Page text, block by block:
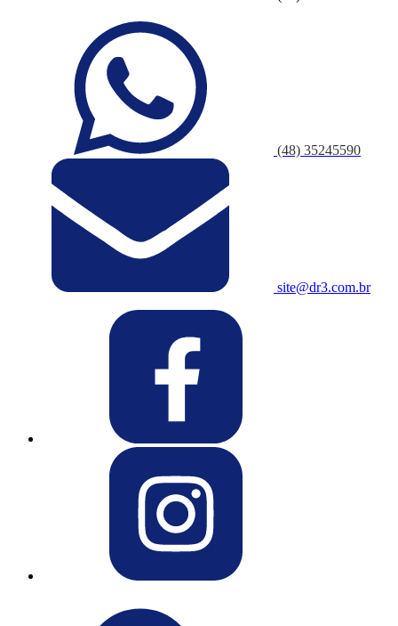
(48) 35245590
site@dr3.com.br